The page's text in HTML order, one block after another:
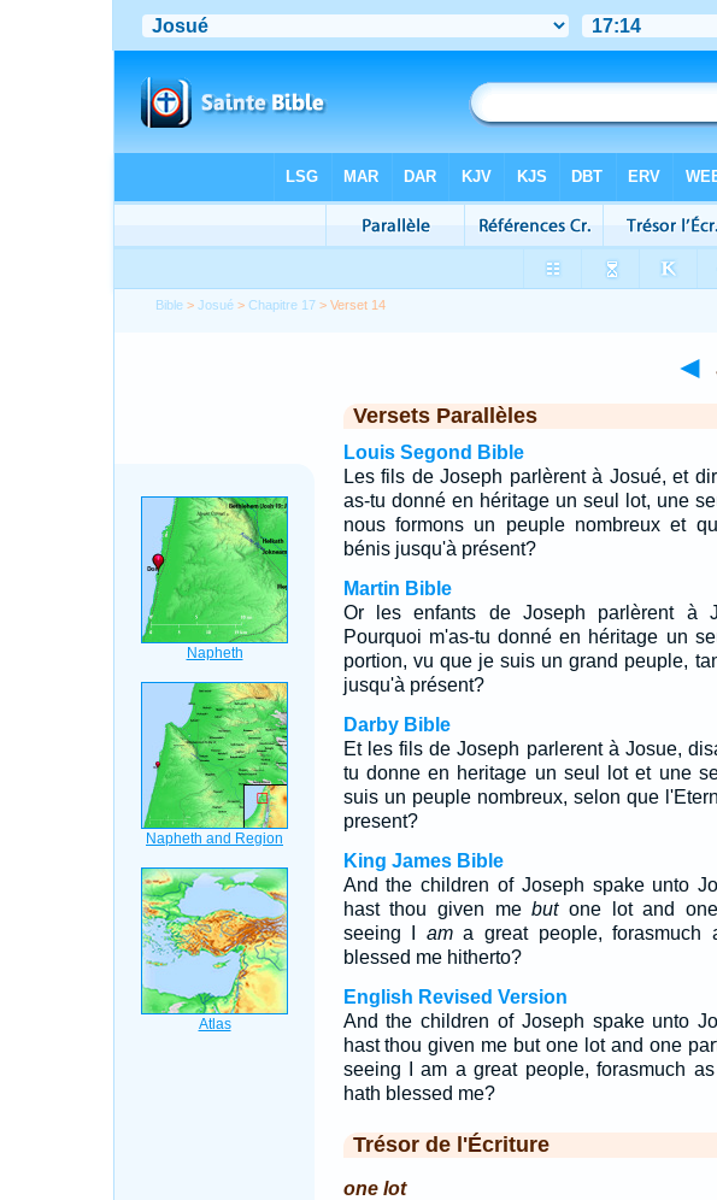
Bible >Josué >Chapitre 17 > Verset 14
◄
Versets Parallèles
Louis Segond Bible
Les fils de Joseph parlèrent à Josué, et
as-tu donné en héritage un seul lot, une
nous formons un peuple nombreux et
bénis jusqu'à présent?
Martin Bible
Or les enfants de Joseph parlèrent à
Pourquoi m'as-tu donné en héritage un
portion, vu que je suis un grand peuple,
jusqu'à présent?
Darby Bible
Et les fils de Joseph parlerent à Josue,
tu donne en heritage un seul lot et une
suis un peuple nombreux, selon que
present?
King James Bible
And the children of Joseph spake unto
hast thou given mebutone lot and
seeing I ama great people, forasmuch
blessed me hitherto?
English Revised Version
And the children of Joseph spake unto
hast thou given me but one lot and one
seeing I am a great people, forasmuch
hath blessed me?
Trésor de l'Écriture
one lot